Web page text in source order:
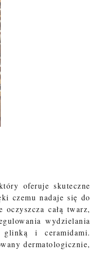
oferuje skuteczne
czemu nadaje się do
całą twarz,
wydzielania
glinką i ceramidami.
dermatologicznie,